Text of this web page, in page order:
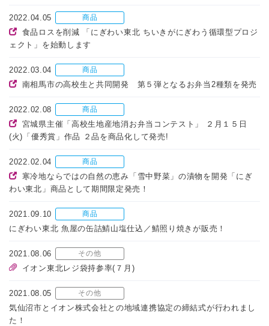
2022.04.05 商品
食品ロスを削減 「にぎわい東北 ちいきがにぎわう循環型プロジ
ェクト」を始動します
2022.03.04 商品
南相馬市の高校生と共同開発 第５弾となるお弁当2種類を発売
2022.02.08 商品
宮城県主催「高校生地産地消お弁当コンテスト」 ２月１５日
(火)「優秀賞」作品 ２品を商品化して発売!
2022.02.04 商品
寒冷地ならではの自然の恵み「雪中野菜」の漬物を開発「にぎ
わい東北」商品として期間限定発売！
2021.09.10 商品
にぎわい東北 魚屋の缶詰鯖山塩仕込／鯖照り焼きが販売！
2021.08.06 その他
イオン東北レジ袋持参率(７月)
2021.08.05 その他
気仙沼市とイオン株式会社との地域連携協定の締結式が行われまし
た！